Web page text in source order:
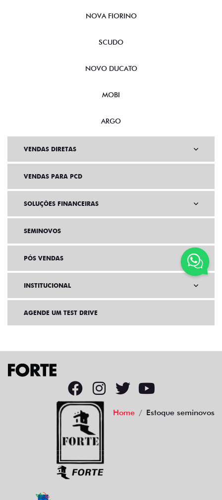
NOVA FIORINO
SCUDO
NOVO DUCATO
MOBI
ARGO
VENDAS DIRETAS
VENDAS PARA PCD
SOLUÇÕES FINANCEIRAS
SEMINOVOS
PÓS VENDAS
INSTITUCIONAL
AGENDE UM TEST DRIVE
Home Estoque seminovos